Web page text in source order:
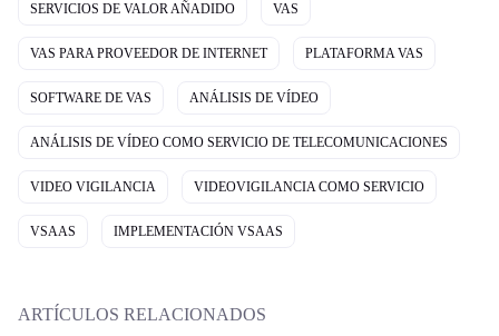
SERVICIOS DE VALOR AÑADIDO VAS
VAS PARA PROVEEDOR DE INTERNET PLATAFORMA VAS
SOFTWARE DE VAS ANÁLISIS DE VÍDEO
ANÁLISIS DE VÍDEO COMO SERVICIO DE TELECOMUNICACIONES
VIDEO VIGILANCIA VIDEOVIGILANCIA COMO SERVICIO
VSAAS IMPLEMENTACIÓN VSAAS
ARTÍCULOS RELACIONADOS